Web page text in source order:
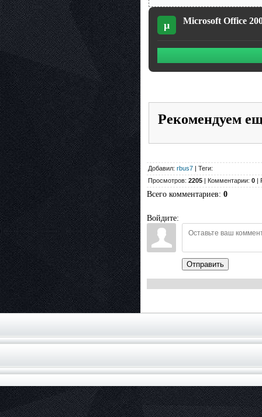
µ Microsoft Office
Рекомендуем
Добавил: rbus7 | Теги:
Просмотров: 2205 | Комментарии: 0 |
Всего комментариев: 0
Войдите:
Отправить